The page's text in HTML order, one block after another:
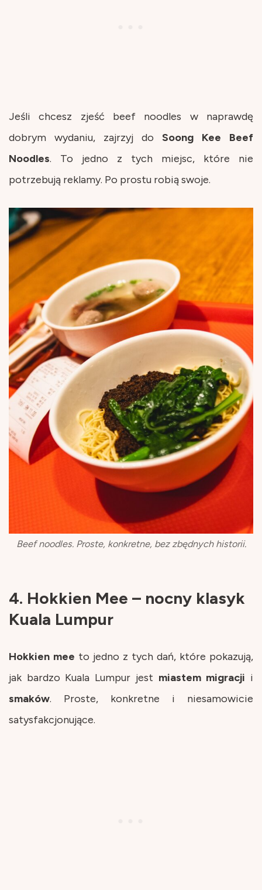
Jeśli chcesz zjeść beef noodles w naprawdę
dobrym wydaniu, zajrzyj do Soong Kee Beef
Noodles. To jedno z tych miejsc, które nie
potrzebują reklamy. Po prostu robią swoje.
Beef noodles. Proste, konkretne, bez zbędnych historii.
4. Hokkien Mee – nocny klasyk
Kuala Lumpur
Hokkien mee to jedno z tych dań, które pokazują,
jak bardzo Kuala Lumpur jest miastem migracji i
smaków. Proste, konkretne i niesamowicie
satysfakcjonujące.